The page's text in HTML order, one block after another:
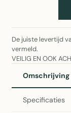
De juiste levertijd
vermeld.
VEILIG EN OOK
Omschrijving
Specificaties